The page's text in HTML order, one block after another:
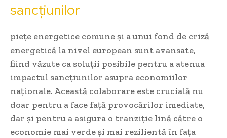
sancțiunilor
piețe energetice comune și a unui fond de criză
energetică la nivel european sunt avansate,
fiind văzute ca soluții posibile pentru a atenua
impactul sancțiunilor asupra economiilor
naționale. Această colaborare este crucială nu
doar pentru a face față provocărilor imediate,
dar și pentru a asigura o tranziție lină către o
economie mai verde și mai rezilientă în fața